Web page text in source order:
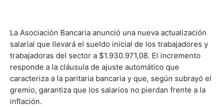
La Asociación Bancaria anunció una nueva actualización
salarial que llevará el sueldo inicial de los trabajadores y
trabajadoras del sector a $1.930.971,08. El incremento
responde a la cláusula de ajuste automático que
caracteriza a la paritaria bancaria y que, según subrayó el
gremio, garantiza que los salarios no pierdan frente a la
inflación.